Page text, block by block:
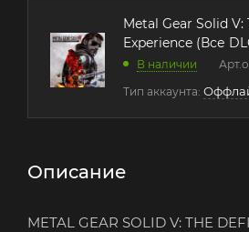
Metal Gear Solid
Experience (Все
В наличии Арт.
Тип аккаунта:
Описание
METAL GEAR SOLID V: THE